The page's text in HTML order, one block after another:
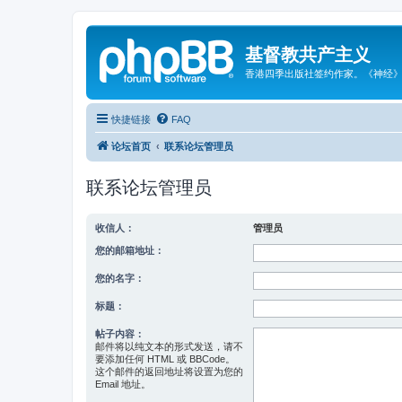
基督教共产主义
香港四季出版社签约作家。《神经
快捷链接 FAQ
论坛首页 联系论坛管理员
联系论坛管理员
收信人： 管理员
您的邮箱地址：
您的名字：
标题：
帖子内容：
邮件将以纯文本的形式发送，请不
要添加任何 HTML 或 BBCode。
这个邮件的返回地址将设置为您的
Email 地址。